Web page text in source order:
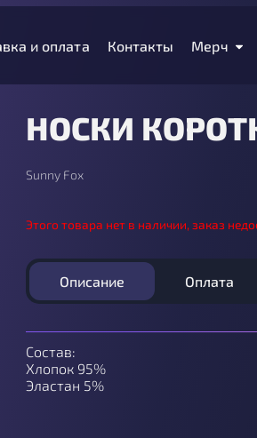
и оплата Контакты Мерч
НОСКИ
Sunny Fox
Этого товара нет в наличии, заказ
Описание Оплата
Состав:
Хлопок 95%
Эластан 5%